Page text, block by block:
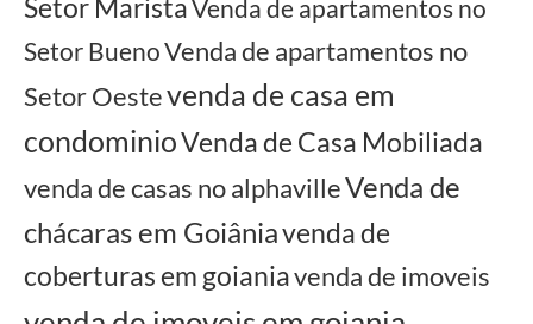
Setor MaristaVenda de apartamentos no
Setor BuenoVenda de apartamentos no
Setor Oestevenda de casa em
condominioVenda de Casa Mobiliada
venda de casas no alphavilleVenda de
chácaras em Goiâniavenda de
coberturas em goianiavenda de imoveis